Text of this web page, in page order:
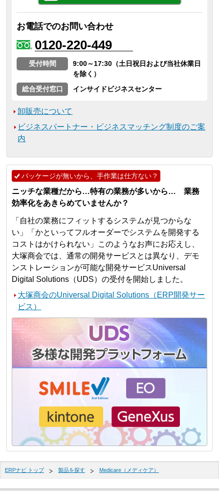
お電話でのお問い合わせ
0120-220-449
受付時間
9:00～17:30（土日祝日および当社休業日
を除く）
総合受付窓口
インサイドビジネスセンター
卸販売について
ビジネスパートナー・ビジネスマッチング制度のご案
内
パッケージが無いから、手作業は仕方ない？
ニッチな業種だから…特有の業務が多いから… 業務
効率化をあきらめていませんか？
「自社の業務にフィットするシステムが見つからな
い」「かといってフルオーダーでシステムを開発する
コストはかけられない」このようなお声にお応えし、
大塚商会では、通常の開発サービスとは異なり、デモ
ンストレーションが可能な開発サービスUniversal
Digital Solutions（UDS）の受付を開始しました。
大塚商会のUniversal Digital Solutions（ERP開発サー
ビス）
ERPナビ トップ 製品を探す Medicare（メディケア）